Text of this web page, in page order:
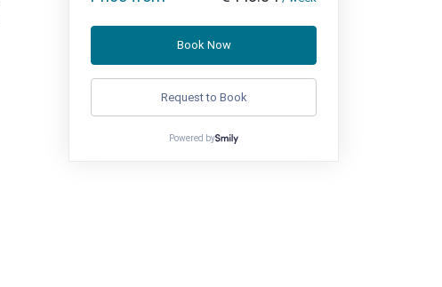
Book Now
Request to Book
Powered by